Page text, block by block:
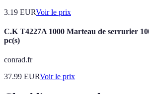
3.19 EURVoir le prix
C.K T4227A 1000 Marteau de serrurier
pc(s)
conrad.fr
37.99 EURVoir le prix